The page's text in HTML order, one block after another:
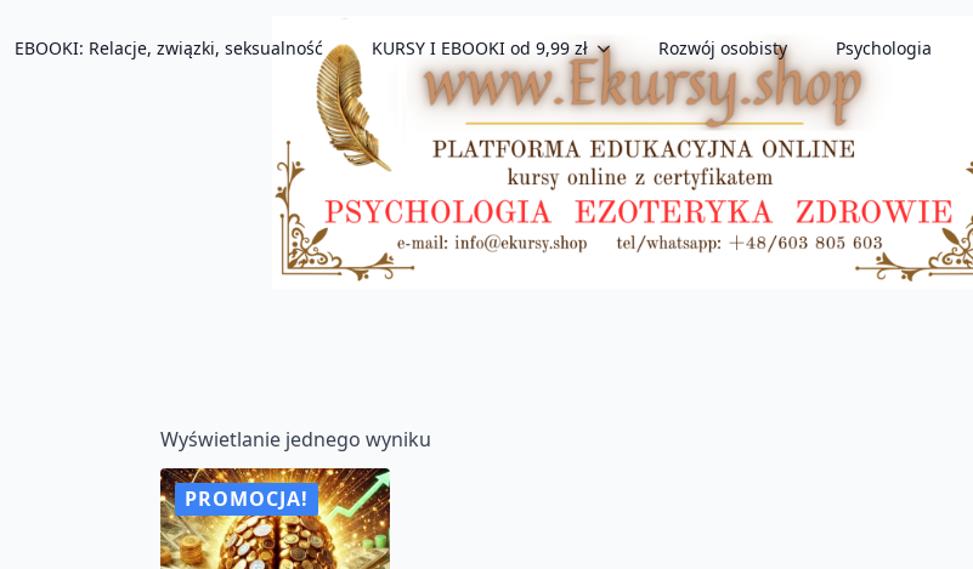
EBOOKI: Relacje, związki, seksualność KURSY I EBOOKI od 9,99 zł Rozwój osobisty Psychologia
Wyświetlanie jednego wyniku
PROMOCJA!